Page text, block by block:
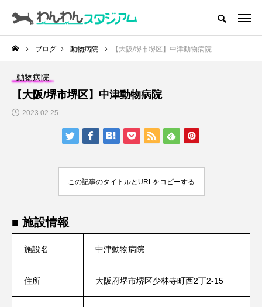
CATEGORY
ドッグラン
ドッグカフェ
愛犬と旅行
コラム
メンバー
ブログ 動物病院 【大阪/堺市堺区】中津動物病院
動物病院
【大阪/堺市堺区】中津動物病院
2023.02.25
この記事のタイトルとURLをコピーする
■ 施設情報
施設名 中津動物病院
住所 大阪府堺市堺区少林寺町西2丁2-15